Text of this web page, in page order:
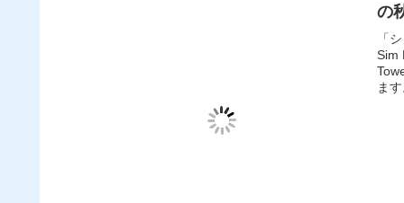
の
「
Sim
ま